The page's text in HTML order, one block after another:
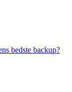
bedste backup?